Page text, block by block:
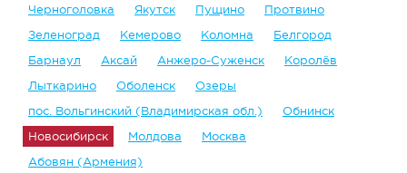
Черноголовка
Якутск Пущино
Протвино
Зеленоград
Кемерово Коломна
Белгород
Барнаул
Аксай Анжеро-Суженск
Королёв
Лыткарино
Оболенск
Озеры
пос. Вольгинский (Владимирская обл.)
Обнинск
Новосибирск
Молдова
Москва
Абовян (Армения)